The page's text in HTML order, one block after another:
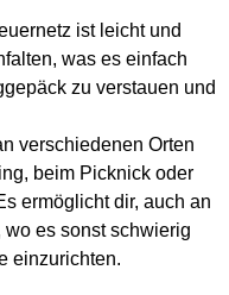
ist leicht und
was es einfach
zu verstauen und
verschiedenen Orten
beim Picknick oder
ermöglicht dir, auch an
es sonst schwierig
einzurichten.